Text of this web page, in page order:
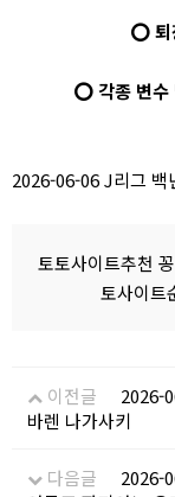
⭕ 퇴
⭕ 각종 변수
2026-06-06 J리그 백
토토사이트추천
토사이트
이전글
2026-
바렌 나가사키
다음글
2026-